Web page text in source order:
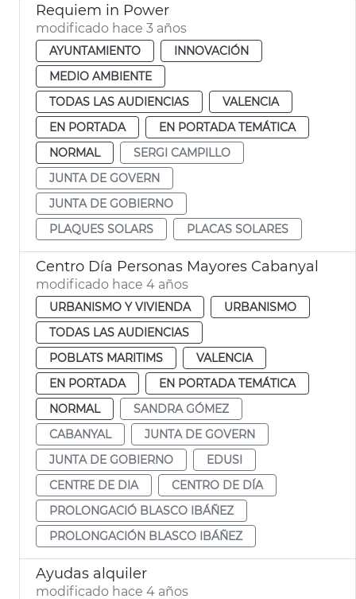
Requiem in Power
modificado hace 3 años
AYUNTAMIENTO
INNOVACIÓN
MEDIO AMBIENTE
TODAS LAS AUDIENCIAS
VALENCIA
EN PORTADA
EN PORTADA TEMÁTICA
NORMAL
SERGI CAMPILLO
JUNTA DE GOVERN
JUNTA DE GOBIERNO
PLAQUES SOLARS
PLACAS SOLARES
Centro Día Personas Mayores Cabanyal
modificado hace 4 años
URBANISMO Y VIVIENDA
URBANISMO
TODAS LAS AUDIENCIAS
POBLATS MARITIMS
VALENCIA
EN PORTADA
EN PORTADA TEMÁTICA
NORMAL
SANDRA GÓMEZ
CABANYAL
JUNTA DE GOVERN
JUNTA DE GOBIERNO
EDUSI
CENTRE DE DIA
CENTRO DE DÍA
PROLONGACIÓ BLASCO IBÁÑEZ
PROLONGACIÓN BLASCO IBÁÑEZ
Ayudas alquiler
modificado hace 4 años